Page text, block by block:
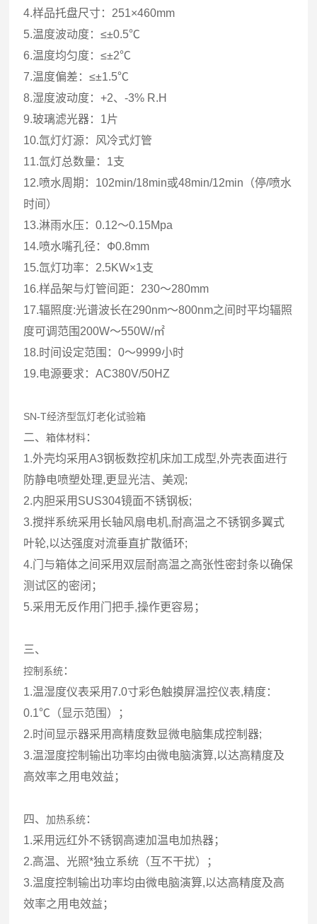
4.样品托盘尺寸：251×460mm
5.温度波动度：≤±0.5℃
6.温度均匀度：≤±2℃
7.温度偏差：≤±1.5℃
8.湿度波动度：+2、-3% R.H
9.玻璃滤光器：1片
10.氙灯灯源：风冷式灯管
11.氙灯总数量：1支
12.喷水周期：102min/18min或48min/12min（停/喷水
时间）
13.淋雨水压：0.12～0.15Mpa
14.喷水嘴孔径：Ф0.8mm
15.氙灯功率：2.5KW×1支
16.样品架与灯管间距：230～280mm
17.辐照度:光谱波长在290nm～800nm之间时平均辐照
度可调范围200W～550W/㎡
18.时间设定范围：0～9999小时
19.电源要求：AC380V/50HZ
SN-T经济型氙灯老化试验箱
二、箱体材料：
1.外壳均采用A3钢板数控机床加工成型,外壳表面进行
防静电喷塑处理,更显光洁、美观;
2.内胆采用SUS304镜面不锈钢板;
3.搅拌系统采用长轴风扇电机,耐高温之不锈钢多翼式
叶轮,以达强度对流垂直扩散循环;
4.门与箱体之间采用双层耐高温之高张性密封条以确保
测试区的密闭；
5.采用无反作用门把手,操作更容易；
三、
控制系统：
1.温湿度仪表采用7.0寸彩色触摸屏温控仪表,精度：
0.1℃（显示范围）；
2.时间显示器采用高精度数显微电脑集成控制器;
3.温湿度控制输出功率均由微电脑演算,以达高精度及
高效率之用电效益；
四、加热系统：
1.采用远红外不锈钢高速加温电加热器；
2.高温、光照*独立系统（互不干扰）；
3.温度控制输出功率均由微电脑演算,以达高精度及高
效率之用电效益；